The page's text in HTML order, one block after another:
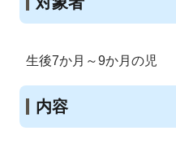
生後7か月～9か月の児
内容